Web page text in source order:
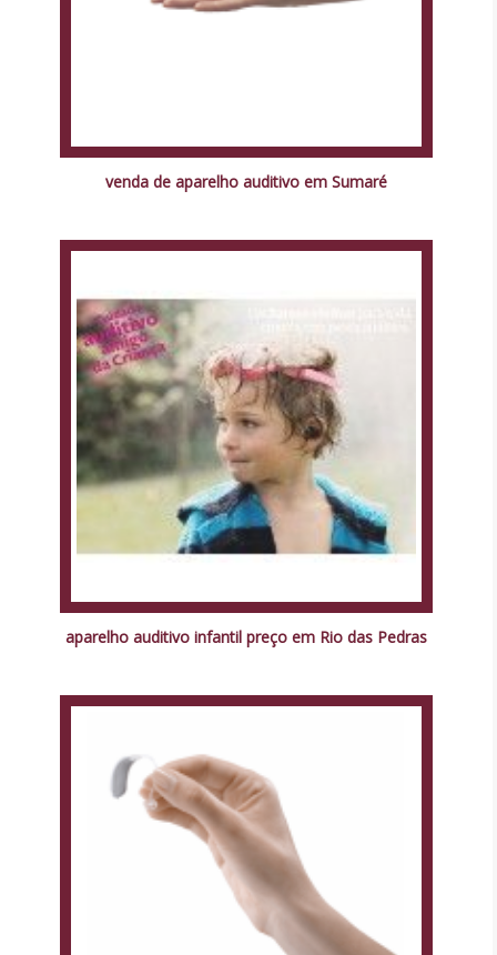
venda de aparelho auditivo em Sumaré
aparelho auditivo infantil preço em Rio das Pedras